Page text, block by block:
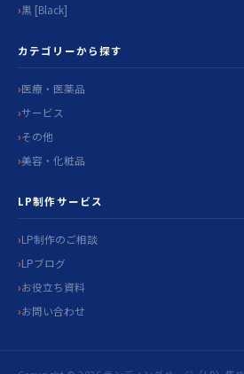
黒 [Black]
カテゴリーから探す
医療・医薬品
サービス
その他
美容・化粧品
LP制作サービス
LP制作のご相談
LPブログ
お役立ち資料
お問い合わせ